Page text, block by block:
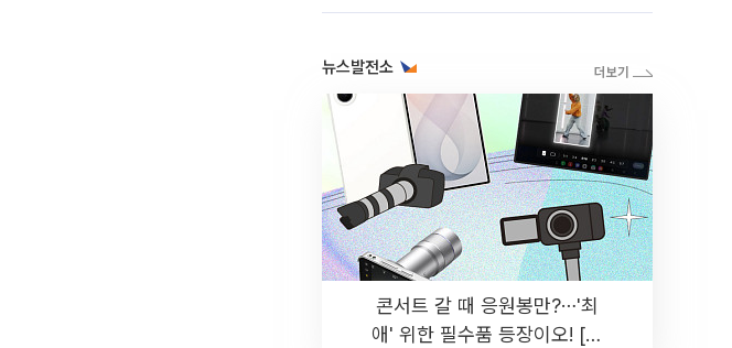
뉴스발전소
콘서트 갈 때 응원봉만?⋯'최
애' 위한 필수품 등장이오! [솔